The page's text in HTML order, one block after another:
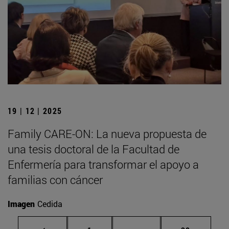
19 | 12 | 2025
Family CARE-ON: La nueva propuesta de
una tesis doctoral de la Facultad de
Enfermería para transformar el apoyo a
familias con cáncer
Imagen Cedida